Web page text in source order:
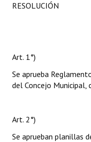
RESOLUCIÓN
Art. 1°)
Se aprueba
del Concejo Municipal,
Art. 2°)
Se aprueban planillas